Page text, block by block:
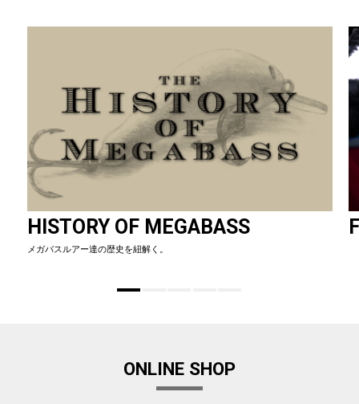
HISTORY OF MEGABASS
メガバスルアー達の歴史を紐解く。
ONLINE SHOP